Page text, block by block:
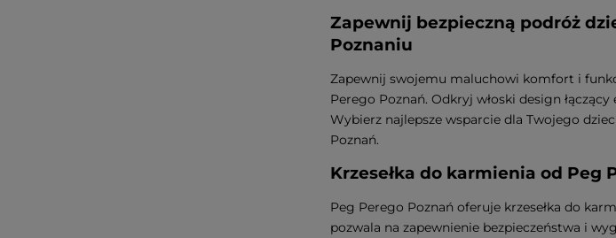
Zapewnij bezpieczną podróż
Poznaniu
Zapewnij swojemu maluchowi komfort i
Perego Poznań. Odkryj włoski design
Wybierz najlepsze wsparcie dla Twojego
Poznań.
Krzesełka do karmienia od Peg
Peg Perego Poznań oferuje krzesełka do
pozwala na zapewnienie bezpieczeństwa i